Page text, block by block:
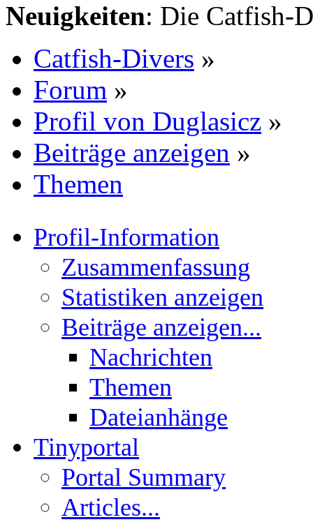
Neuigkeiten: Die Catfish-
Catfish-Divers »
Forum »
Profil von Duglasicz »
Beiträge anzeigen »
Themen
Profil-Information
Zusammenfassung
Statistiken anzeigen
Beiträge anzeigen...
Nachrichten
Themen
Dateianhänge
Tinyportal
Portal Summary
Articles...